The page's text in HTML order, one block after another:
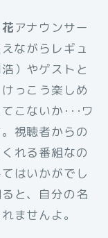
アナウンサー
ながらレギュ
）やゲストと
っこう楽しめ
こないか･･･ワ
視聴者からの
れる番組なの
はいかがでし
と、自分の名
ませんよ。